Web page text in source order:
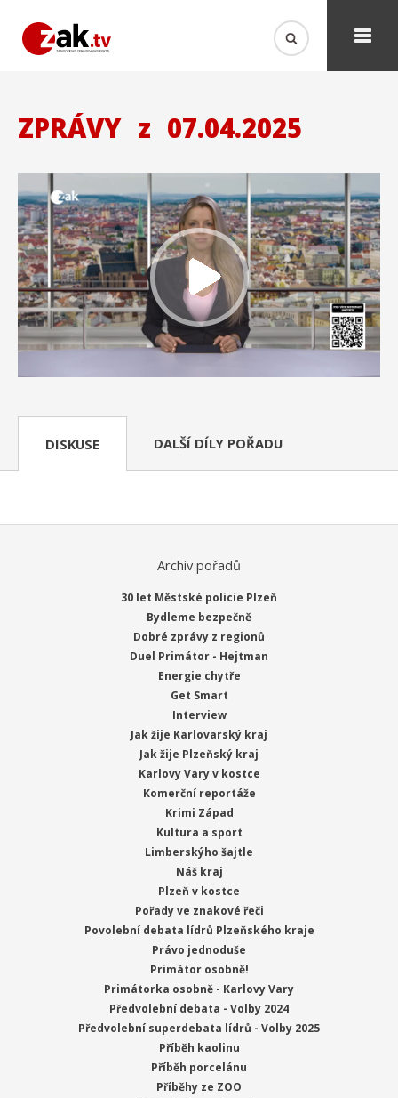
ZPRÁVY z 07.04.2025
DISKUSE DALŠÍ DÍLY POŘADU
Archiv pořadů
30 let Městské policie Plzeň
Bydleme bezpečně
Dobré zprávy z regionů
Duel Primátor - Hejtman
Energie chytře
Get Smart
Interview
Jak žije Karlovarský kraj
Jak žije Plzeňský kraj
Karlovy Vary v kostce
Komerční reportáže
Krimi Západ
Kultura a sport
Limberskýho šajtle
Náš kraj
Plzeň v kostce
Pořady ve znakové řeči
Povolební debata lídrů Plzeňského kraje
Právo jednoduše
Primátor osobně!
Primátorka osobně - Karlovy Vary
Předvolební debata - Volby 2024
Předvolební superdebata lídrů - Volby 2025
Příběh kaolinu
Příběh porcelánu
Příběhy ze ZOO